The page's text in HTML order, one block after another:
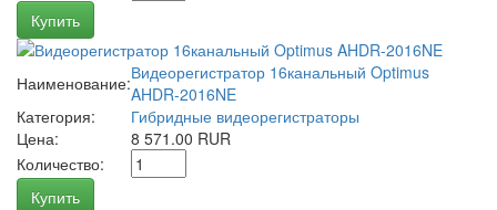
Купить
Наименование:Видеорегистратор 16канальный Optimus
AHDR-2016NE
Категория:
Гибридные видеорегистраторы
Цена:
8 571.00 RUR
Количество:
Купить